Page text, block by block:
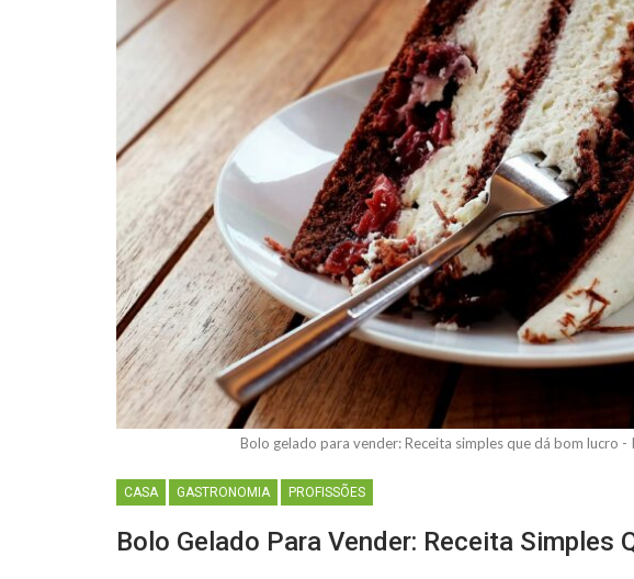
Bolo gelado para vender: Receita simples que dá bom lucro -
CASA GASTRONOMIA PROFISSÕES
Bolo Gelado Para Vender: Receita Simples